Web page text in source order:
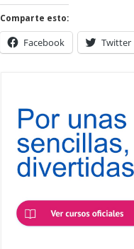
Comparte esto:
Facebook Twitter